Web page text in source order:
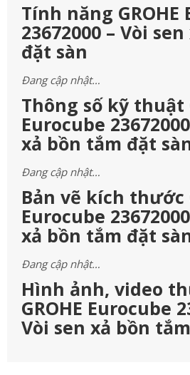
Tính năng GROHE
23672000 – Vòi
đặt sàn
Đang cập nhật…
Thông số kỹ thuật
Eurocube
xả bồn tắm đặt
Đang cập nhật…
Bản vẽ kích thước
Eurocube
xả bồn tắm đặt
Đang cập nhật…
Hình ảnh, video
GROHE Eurocube
Vòi sen xả bồn